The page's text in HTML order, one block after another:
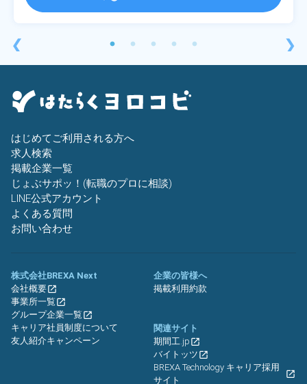
❮ ❯
はじめてご利用される方へ
求人検索
掲載企業一覧
じょぶサポッ！(転職のプロに相談)
LINE公式アカウント
よくある質問
お問い合わせ
株式会社BREXA Next
会社概要
事業所一覧
グループ企業一覧
キャリア社員制度について
友人紹介キャンペーン
企業の皆様へ
掲載利用約款
関連サイト
期間工.jp
バイトッツ
BREXA Technology キャリア採用
サイト